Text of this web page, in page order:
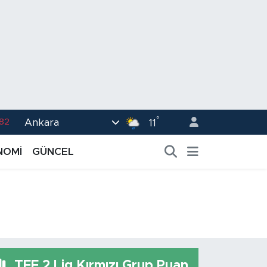
Ankara 11 °
GÜNCEL